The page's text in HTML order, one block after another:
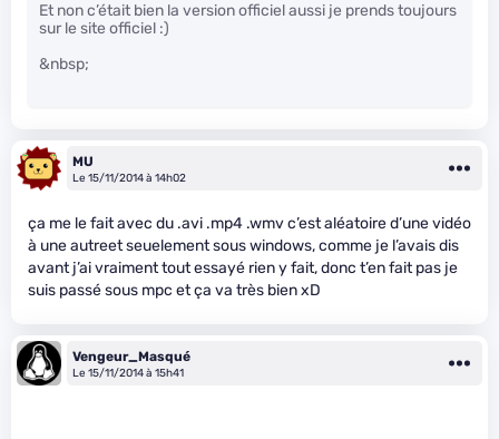
Et non c’était bien la version officiel aussi je prends toujours
sur le site officiel :)
&nbsp;
MU
Le 15/11/2014 à 14h02
ça me le fait avec du .avi .mp4 .wmv c’est aléatoire d’une vidéo
à une autreet seuelement sous windows, comme je l’avais dis
avant j’ai vraiment tout essayé rien y fait, donc t’en fait pas je
suis passé sous mpc et ça va très bien xD
Vengeur_Masqué
Le 15/11/2014 à 15h41